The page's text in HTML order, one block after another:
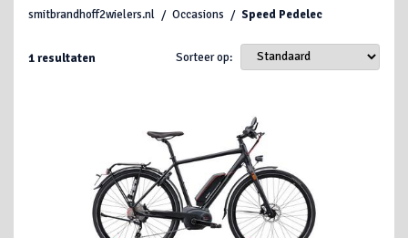
smitbrandhoff2wielers.nl Occasions Speed Pedelec
1resultaten Sorteer op: